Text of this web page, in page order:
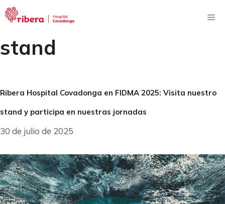
Saltar
al
stand
Ribera Hospital Covadonga en FIDMA 2025: Visita nuestro
stand y participa en nuestras jornadas
30 de julio de 2025